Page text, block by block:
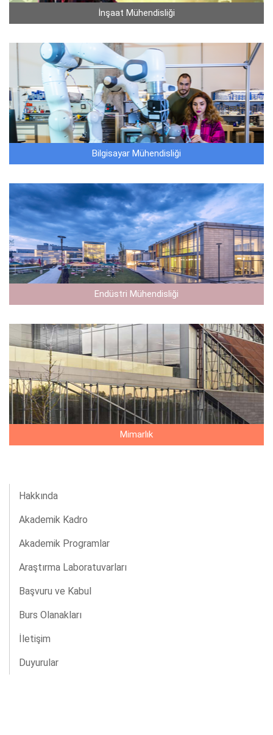
İnşaat Mühendisliği
Bilgisayar Mühendisliği
Endüstri Mühendisliği
Mimarlık
Hakkında
Akademik Kadro
Akademik Programlar
Araştırma Laboratuvarları
Başvuru ve Kabul
Burs Olanakları
İletişim
Duyurular